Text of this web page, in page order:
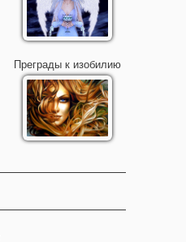
Преграды к изобилию